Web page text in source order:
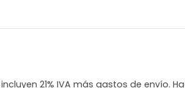
21% IVA más gastos de envío.